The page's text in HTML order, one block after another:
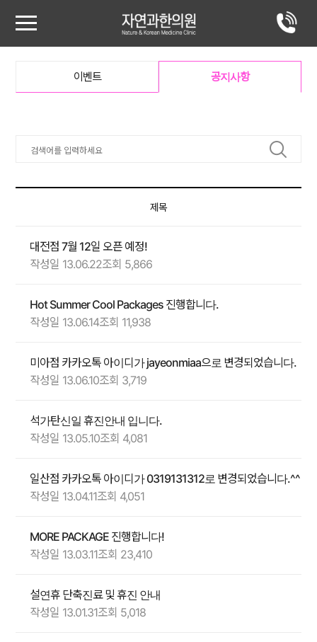
이벤트 공지사항
제목
대전점 7월 12일 오픈 예정!
작성일 13.06.22조회 5,866
Hot Summer Cool Packages 진행합니다.
작성일 13.06.14조회 11,938
미아점 카카오톡 아이디가 jayeonmiaa으로 변경되었습니다.
작성일 13.06.10조회 3,719
석가탄신일 휴진안내 입니다.
작성일 13.05.10조회 4,081
일산점 카카오톡 아이디가 0319131312로 변경되었습니다.^^
작성일 13.04.11조회 4,051
MORE PACKAGE 진행합니다!
작성일 13.03.11조회 23,410
설연휴 단축진료 및 휴진 안내
작성일 13.01.31조회 5,018